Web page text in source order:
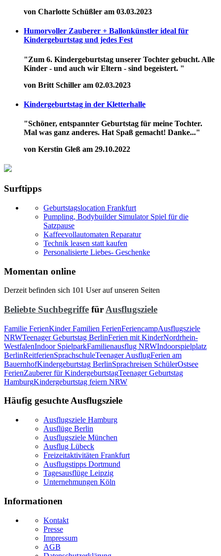
von Charlotte Schüßler am 03.03.2023
Humorvoller Zauberer + Ballonkünstler ideal für
Kindergeburtstag und jedes Fest
"Zum 6. Kindergeburtstag unserer Tochter gebucht. Alle
Kinder - und auch wir Eltern - sind begeistert. "
von Britt Schiller am 02.03.2023
Kindergeburtstag in der Kletterhalle
"Schöner, entspannter Geburtstag für meine Tochter.
Mal was ganz anderes. Hat Spaß gemacht! Danke..."
von Kerstin Gleß am 29.10.2022
Surftipps
Geburtstagslocation Frankfurt
Pumpling, Bodybuilder Simulator Spiel für die
Satzpause
Kaffeevollautomaten Reparatur
Technik leasen statt kaufen
Personalisierte Liebes- Geschenke
Momentan online
Derzeit befinden sich 101 User auf unseren Seiten
Beliebte Suchbegriffe für Ausflugsziele
Familie FerienKinder Familien FerienFeriencampAusflugsziele
NRWTeenager Geburtstag BerlinFerien mit KinderNordrhein-
WestfalenIndoor SpielparkFamilienausflug NRWIndoorspielplatz
BerlinReitferienSprachschuleTeenager AusflugFerien am
BauernhofKindergeburtstag BerlinSprachreisen SchülerOstsee
FerienZauberer für KindergeburtstagTeenager Geburtstag
HamburgKindergeburtstag feiern NRW
Häufig gesuchte Ausflugsziele
Ausflugsziele Hamburg
Ausflüge Berlin
Ausflugsziele München
Ausflug Lübeck
Freizeitaktivitäten Frankfurt
Ausflugstipps Dortmund
Tagesausflüge Leipzig
Unternehmungen Köln
Informationen
Kontakt
Presse
Impressum
AGB